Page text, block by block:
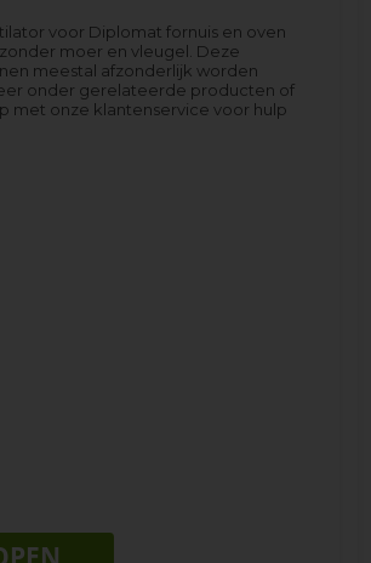
voor Diplomat fornuis en oven
moer en vleugel. Deze
meestal afzonderlijk worden
onder gerelateerde producten of
met onze klantenservice voor hulp